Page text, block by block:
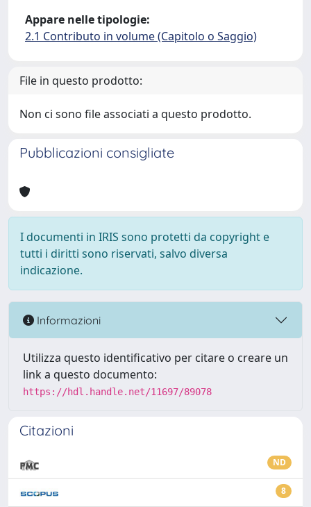
Appare nelle tipologie:
2.1 Contributo in volume (Capitolo o Saggio)
File in questo prodotto:
Non ci sono file associati a questo prodotto.
Pubblicazioni consigliate
I documenti in IRIS sono protetti da copyright e
tutti i diritti sono riservati, salvo diversa
indicazione.
Informazioni
Utilizza questo identificativo per citare o creare un
link a questo documento:
https://hdl.handle.net/11697/89078
Citazioni
ND
8